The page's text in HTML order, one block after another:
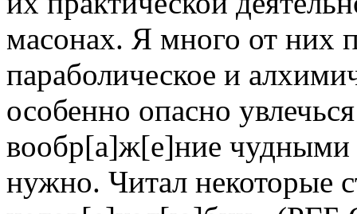
масонах. Я много от
параболическое и
особенно опасно
вообр[а]ж[е]ние чудными
нужно. Читал некоторые